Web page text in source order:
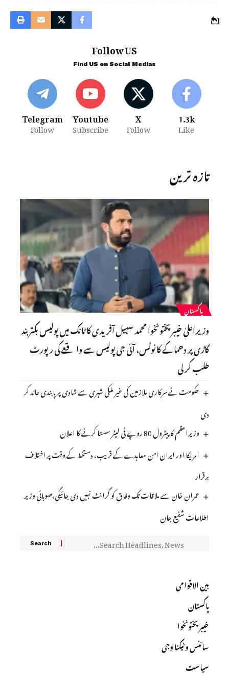
Follow US
Find US on Social Medias
1.3k
Like
X
Follow
Youtube
Subscribe
Telegram
Follow
تازہ ترین
پاکستان
وزیراعلیٰ خیبر پختونخوا محمد سہیل آفریدی کا ٹانک میں پولیس بکتر بند
گاڑی پر دھماکے کا نوٹس، آئی جی پولیس سے واقعے کی رپورٹ
طلب کر لی
حکومت نے سرکاری ملازمین کی غیر ملکی شہری سے شادی پر پابندی عائد کر
دی
وزیراعظم کا پیٹرول 80 روپے فی لیٹر سستا کرنے کا اعلان
امریکا اور ایران امن معاہدے کے قریب، دستخط کے وقت پر اختلاف
برقرار
عمران خان سے ملاقات تک وفاق کو گرانٹ نہیں دی جائیگی،صوبائی وزیر
اطلاعات شفیع جان
بین الاقوامی
پاکستان
خیبرپختونخوا
سائنس و ٹیکنالوجی
سیاست